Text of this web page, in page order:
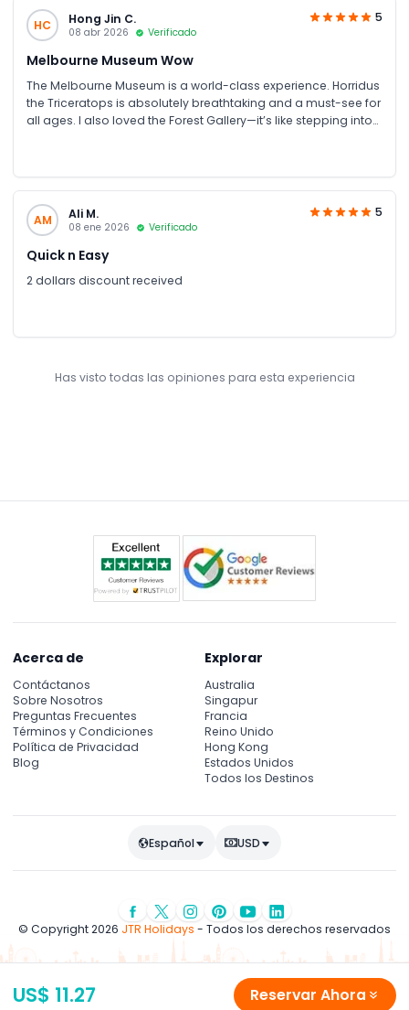
US$ 11.27 Reservar Ahora
HC Hong Jin C.
08 abr 2026 Verificado
5
Melbourne Museum Wow
The Melbourne Museum is a world-class experience. Horridus
the Triceratops is absolutely breathtaking and a must-see for
all ages. I also loved the Forest Gallery—it’s like stepping into
afternoon, this place is 10/10.
AM
Ali M.
08 ene 2026 Verificado
5
Quick n Easy
2 dollars discount received
Has visto todas las opiniones para esta experiencia
Acerca de
Contáctanos
Sobre Nosotros
Preguntas Frecuentes
Términos y Condiciones
Política de Privacidad
Blog
Explorar
Australia
Singapur
Francia
Reino Unido
Hong Kong
Estados Unidos
Todos los Destinos
Español USD
© Copyright 2026 JTR Holidays - Todos los derechos reservados